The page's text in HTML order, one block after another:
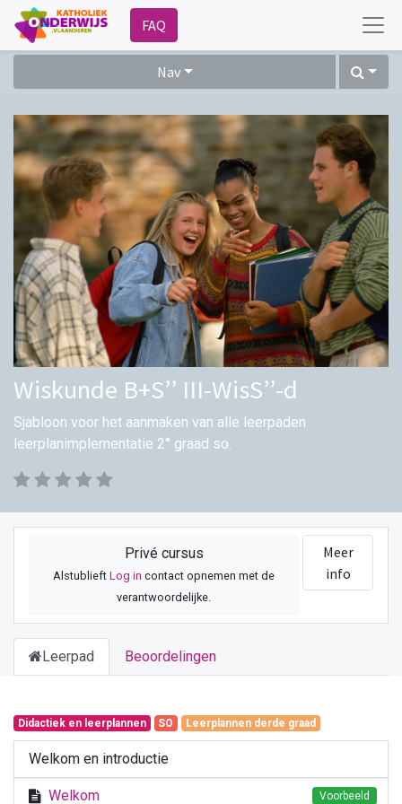
FAQ
Nav
Wiskunde B+S’’ III-WisS’’-d
Sjabloon voor het aanmaken van alle leerpaden
leerplanimplementatie 2° graad so.
Privé cursus
AlstublieftLog in contact opnemen met de
verantwoordelijke.
Meer
info
Leerpad Beoordelingen
Didactiek en leerplannen SO Leerplannen derde graad
Welkom en introductie
Welkom Voorbeeld